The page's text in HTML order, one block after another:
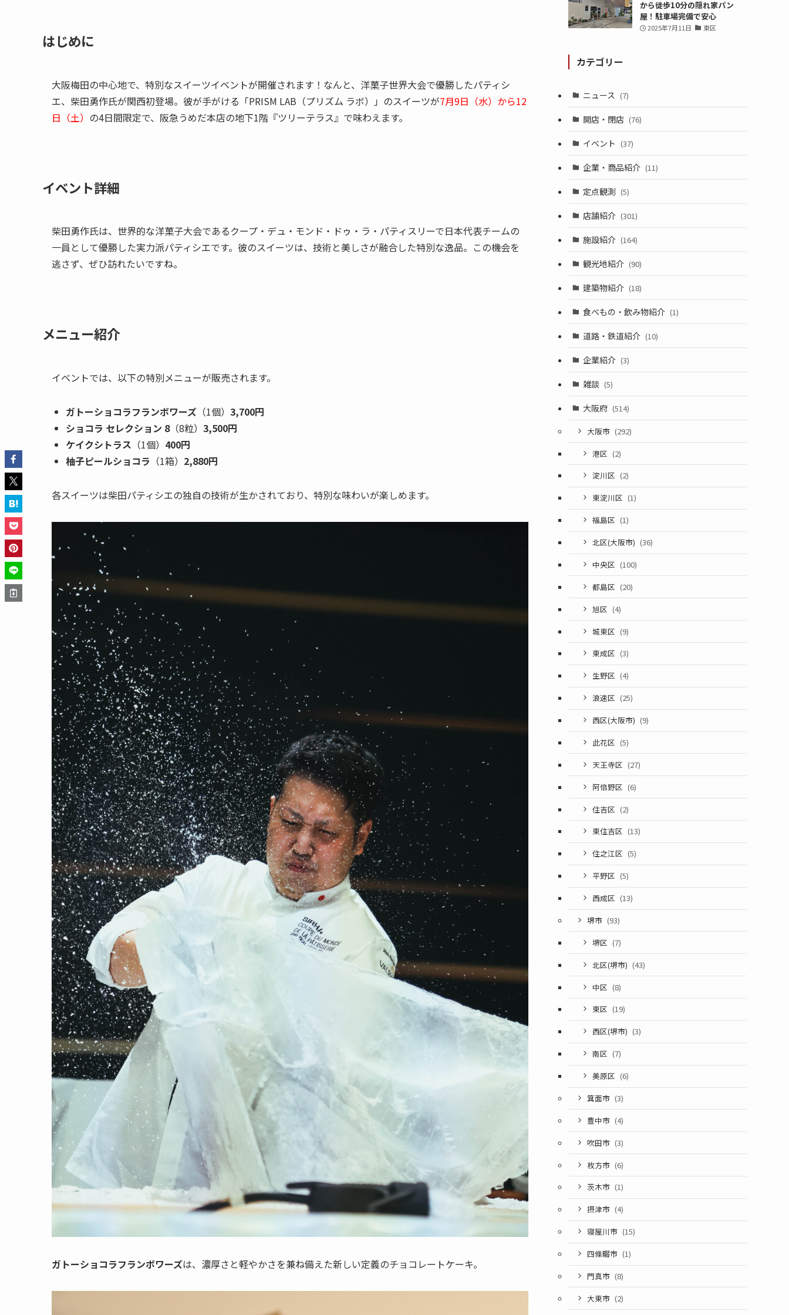
はじめに
大阪梅田の中心地で、特別なスイーツイベントが開催されます！なんと、洋菓子世界大会で優勝したパティシ
エ、柴田勇作氏が関西初登場。彼が手がける「PRISM LAB（プリズム ラボ）」のスイーツが7月9日（水）から12
日（土） の4日間限定で、阪急うめだ本店の地下1階『ツリーテラス』で味わえます。
イベント詳細
柴田勇作氏は、世界的な洋菓子大会であるクープ・デュ・モンド・ドゥ・ラ・パティスリーで日本代表チームの
一員として優勝した実力派パティシエです。彼のスイーツは、技術と美しさが融合した特別な逸品。この機会を
逃さず、ぜひ訪れたいですね。
メニュー紹介
イベントでは、以下の特別メニューが販売されます。
ガトーショコラフランボワーズ （1個） 3,700円
ショコラ セレクション 8（8粒） 3,500円
ケイクシトラス （1個） 400円
柚子ピールショコラ （1箱） 2,880円
各スイーツは柴田パティシエの独自の技術が生かされており、特別な味わいが楽しめます。
ガトーショコラフランボワーズは、濃厚さと軽やかさを兼ね備えた新しい定義のチョコレートケーキ。
から徒歩10分の隠れ家パン
屋！駐車場完備で安心
2025年7月11日 東区
カテゴリー
ニュース (7)
開店・閉店 (76)
イベント (37)
企業・商品紹介 (11)
定点観測 (5)
店舗紹介 (301)
施設紹介 (164)
観光地紹介 (90)
建築物紹介 (18)
食べもの・飲み物紹介 (1)
道路・鉄道紹介 (10)
企業紹介 (3)
雑談 (5)
大阪府 (514)
大阪市 (292)
港区 (2)
淀川区 (2)
東淀川区 (1)
福島区 (1)
北区(大阪市) (36)
中央区 (100)
都島区 (20)
旭区 (4)
城東区 (9)
東成区 (3)
生野区 (4)
浪速区 (25)
西区(大阪市) (9)
此花区 (5)
天王寺区 (27)
阿倍野区 (6)
住吉区 (2)
東住吉区 (13)
住之江区 (5)
平野区 (5)
西成区 (13)
堺市 (93)
堺区 (7)
北区(堺市) (43)
中区 (8)
東区 (19)
西区(堺市) (3)
南区 (7)
美原区 (6)
箕面市 (3)
豊中市 (4)
吹田市 (3)
枚方市 (6)
茨木市 (1)
摂津市 (4)
寝屋川市 (15)
四條畷市 (1)
門真市 (8)
大東市 (2)